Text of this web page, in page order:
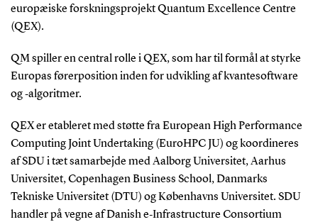
europæiske forskningsprojekt Quantum Excellence Centre
(QEX).
QM spiller en central rolle i QEX, som har til formål at styrke
Europas førerposition inden for udvikling af kvantesoftware
og ‑algoritmer.
QEX er etableret med støtte fra European High Performance
Computing Joint Undertaking (EuroHPC JU) og koordineres
af SDU i tæt samarbejde med Aalborg Universitet, Aarhus
Universitet, Copenhagen Business School, Danmarks
Tekniske Universitet (DTU) og Københavns Universitet. SDU
handler på vegne af Danish e‑Infrastructure Consortium